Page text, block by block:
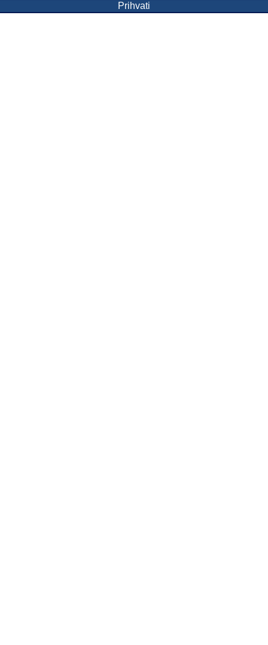
Prihvati